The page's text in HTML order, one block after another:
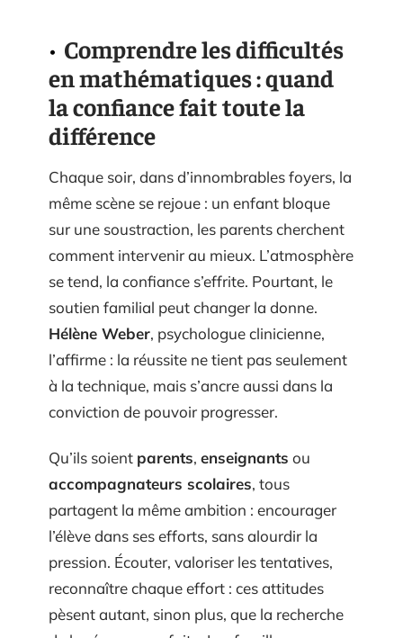
Comprendre les difficultés
en mathématiques : quand
la confiance fait toute la
différence
Chaque soir, dans d’innombrables foyers, la
même scène se rejoue : un enfant bloque
sur une soustraction, les parents cherchent
comment intervenir au mieux. L’atmosphère
se tend, la confiance s’effrite. Pourtant, le
soutien familial peut changer la donne.
Hélène Weber, psychologue clinicienne,
l’affirme : la réussite ne tient pas seulement
à la technique, mais s’ancre aussi dans la
conviction de pouvoir progresser.
Qu’ils soient parents, enseignants ou
accompagnateurs scolaires, tous
partagent la même ambition : encourager
l’élève dans ses efforts, sans alourdir la
pression. Écouter, valoriser les tentatives,
reconnaître chaque effort : ces attitudes
pèsent autant, sinon plus, que la recherche